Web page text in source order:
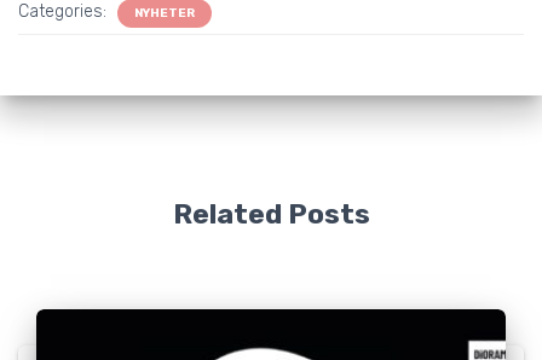
Categories: NYHETER
Related Posts